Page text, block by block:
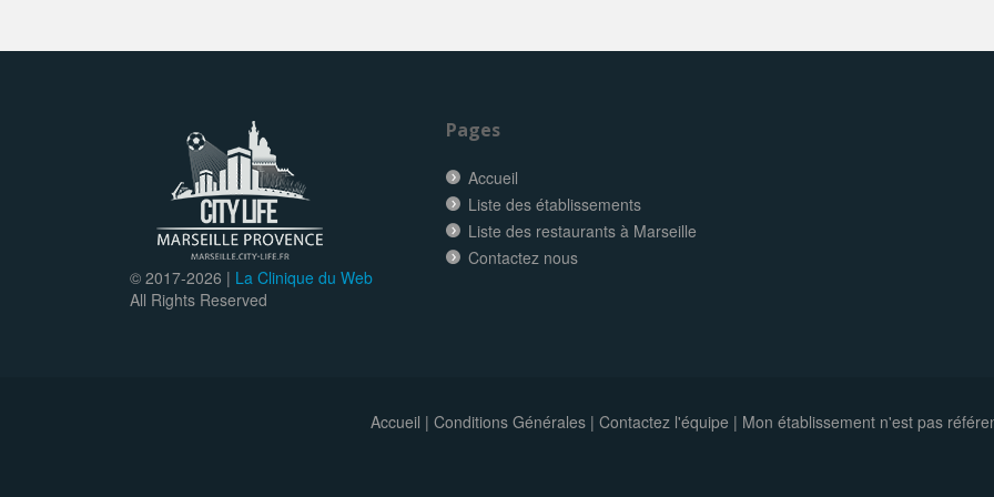
© 2017-2026 | La Clinique du Web
All Rights Reserved
Pages
Accueil
Liste des établissements
Liste des restaurants à Marseille
Contactez nous
Accueil | Conditions Générales| Contactez l'équipe | Mon établissement n'est pas